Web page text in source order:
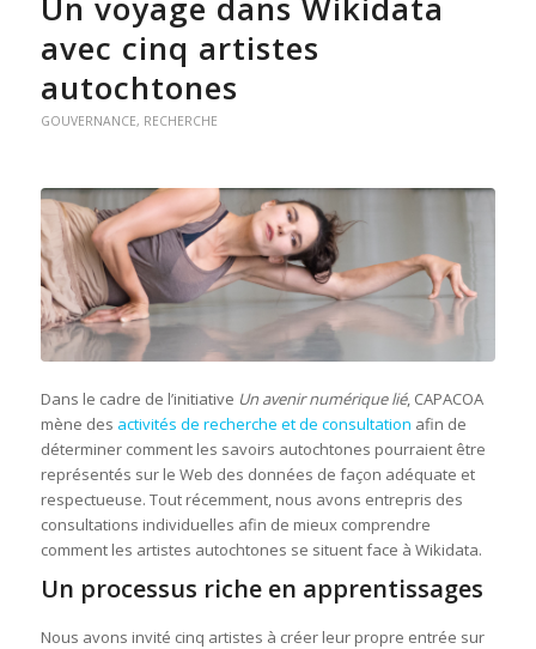
avec cinq artistes
autochtones
GOUVERNANCE, RECHERCHE
Dans le cadre de l’initiative Un avenir numérique lié, CAPACOA
mène des activités de recherche et de consultation afin de
déterminer comment les savoirs autochtones pourraient être
représentés sur le Web des données de façon adéquate et
respectueuse. Tout récemment, nous avons entrepris des
consultations individuelles afin de mieux comprendre
comment les artistes autochtones se situent face à Wikidata.
Un processus riche en apprentissages
Nous avons invité cinq artistes à créer leur propre entrée sur